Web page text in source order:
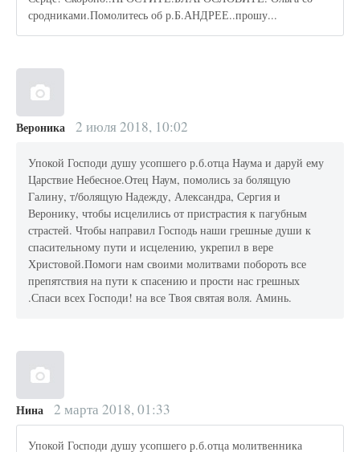
сродниками.Помолитесь об р.Б.АНДРЕЕ..прошу...
Вероника 2 июля 2018, 10:02
Упокой Господи душу усопшего р.б.отца Наума и даруй ему
Царствие Небесное.Отец Наум, помолись за болящую
Галину, т/болящую Надежду, Александра, Сергия и
Веронику, чтобы исцелились от пристрастия к пагубным
страстей. Чтобы направил Господь наши грешные души к
спасительному пути и исцелению, укрепил в вере
Христовой.Помоги нам своими молитвами побороть все
препятствия на пути к спасению и прости нас грешных
.Спаси всех Господи! на все Твоя святая воля. Аминь.
Нина 2 марта 2018, 01:33
Упокой Господи душу усопшего р.б.отца молитвенника